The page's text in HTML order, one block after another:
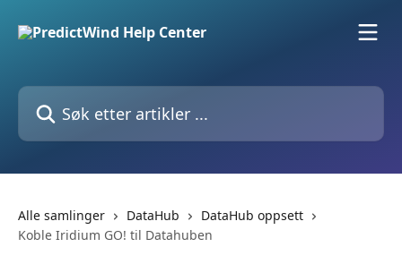
Søk etter artikler ...
Alle samlinger DataHub
DataHub oppsett
Koble Iridium GO! til Datahuben